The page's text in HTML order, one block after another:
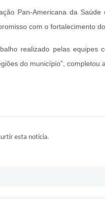
Pan-Americana da
com o fortalecimento
realizado pelas equipes
do município”, completou
esta notícia.